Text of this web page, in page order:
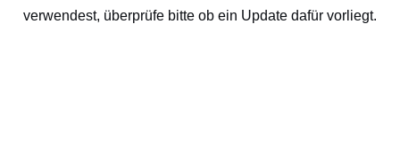
verwendest, überprüfe bitte ob ein Update dafür vorliegt.